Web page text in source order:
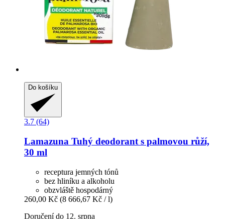
Do košíku
3.7 (64)
Lamazuna Tuhý deodorant s palmovou růží,
30 ml
receptura jemných tónů
bez hliníku a alkoholu
obzvláště hospodárný
260,00 Kč (8 666,67 Kč / l)
Doručení do 12. srpna